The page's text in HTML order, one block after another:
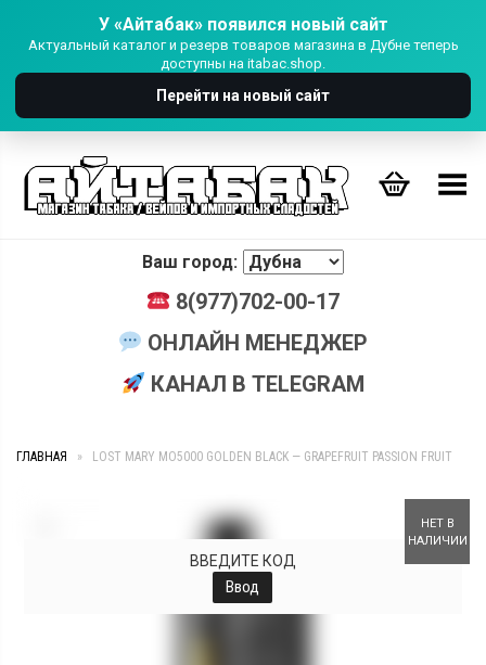
У «Айтабак» появился новый сайт
Актуальный каталог и резерв товаров магазина в Дубне теперь
доступны на itabac.shop.
Перейти на новый сайт
Переключить Меню
Ваш город:
8(977)702-00-17
ОНЛАЙН МЕНЕДЖЕР
КАНАЛ В TELEGRAM
ГЛАВНАЯ » LOST MARY MO5000 GOLDEN BLACK — GRAPEFRUIT PASSION FRUIT
НЕТ В
НАЛИЧИИ
ВВЕДИТЕ КОД
Ввод